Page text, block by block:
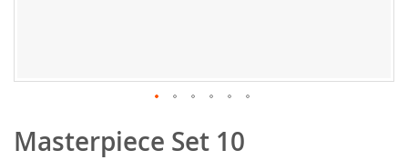
Anfang
der
Masterpiece Set 10